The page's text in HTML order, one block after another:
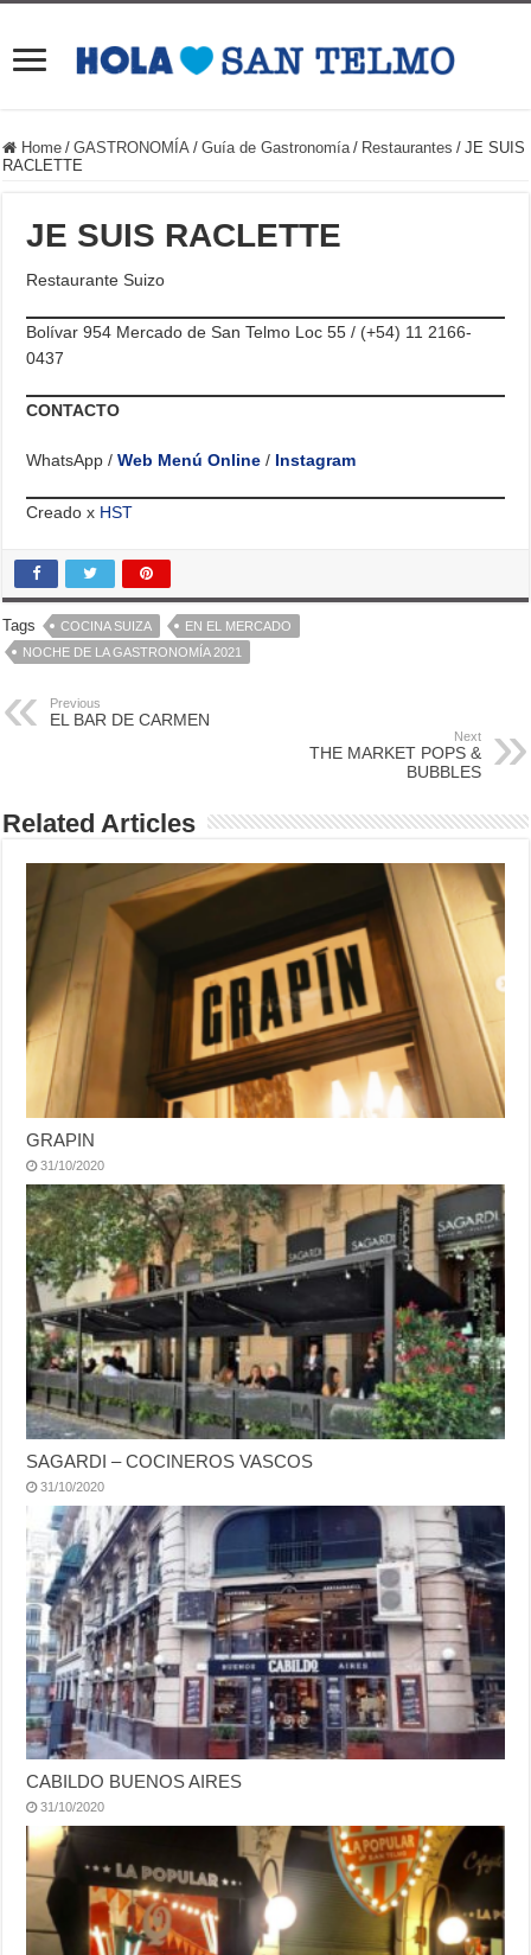
Home / GASTRONOMÍA / Guía de Gastronomía / Restaurantes / JE SUIS
RACLETTE
JE SUIS RACLETTE
Restaurante Suizo
Bolívar 954 Mercado de San Telmo Loc 55 / (+54) 11 2166-
0437
CONTACTO
WhatsApp /Web Menú Online / Instagram
Creado x HST
Tags COCINA SUIZA
EN EL MERCADO
NOCHE DE LA GASTRONOMÍA 2021
Previous
EL BAR DE CARMEN
Next
THE MARKET POPS &
BUBBLES
Related Articles
GRAPIN
31/10/2020
SAGARDI – COCINEROS VASCOS
31/10/2020
CABILDO BUENOS AIRES
31/10/2020